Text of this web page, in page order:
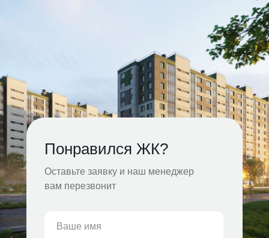
Оставьте заявку и наш менеджер
вам перезвонит
Понравился ЖК?